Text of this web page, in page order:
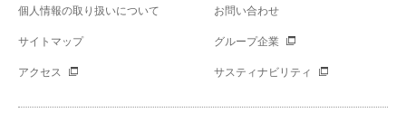
個人情報の取り扱いについて お問い合わせ
サイトマップ グループ企業
アクセス サスティナビリティ